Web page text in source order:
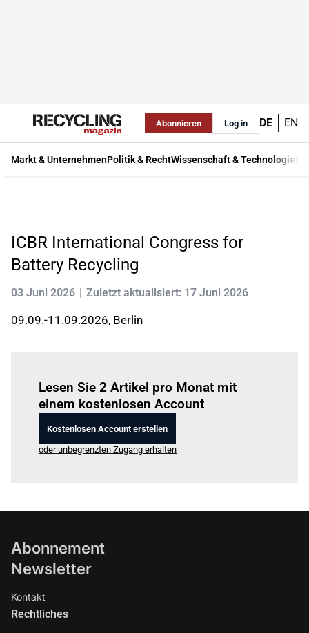
Abonnieren Log in DE EN
Markt & UnternehmenPolitik & RechtWissenschaft & Technologie
ICBR International Congress for
Battery Recycling
03 Juni 2026 Zuletzt aktualisiert: 17 Juni 2026
09.09.-11.09.2026, Berlin
Lesen Sie 2 Artikel pro Monat mit
einem kostenlosen Account
Kostenlosen Account erstellen
oder unbegrenzten Zugang erhalten
Abonnement
Newsletter
Kontakt
Rechtliches